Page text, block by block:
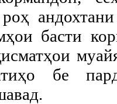
басти
бе